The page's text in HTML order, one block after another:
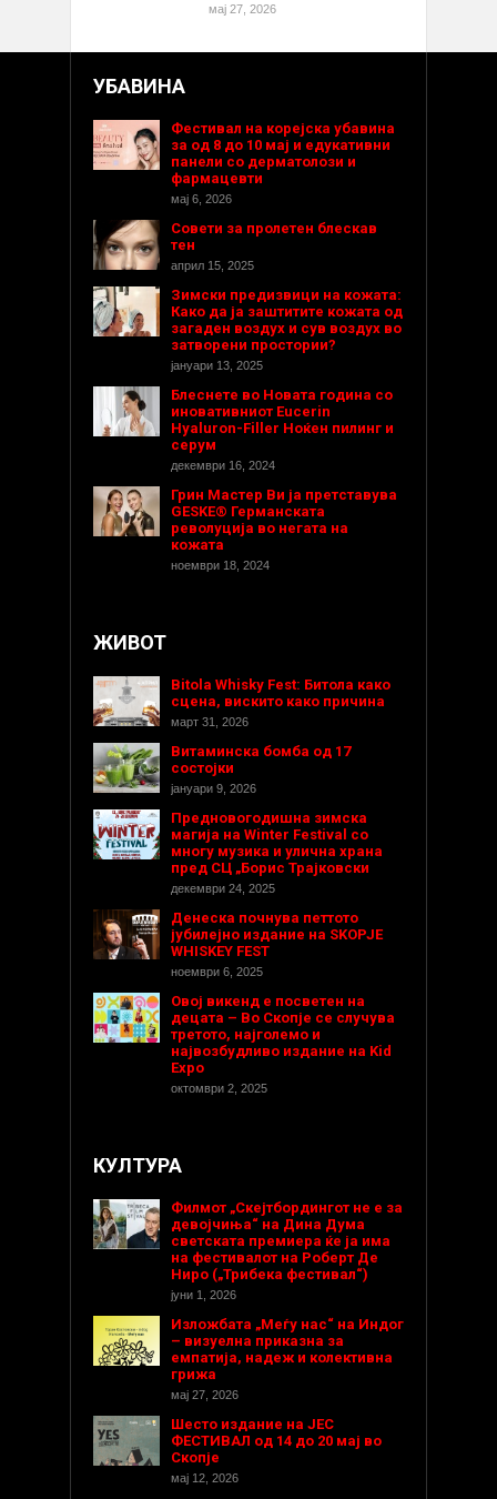
мај 27, 2026
УБАВИНА
Фестивал на корејска убавина
за од 8 до 10 мај и едукативни
панели со дерматолози и
фармацевти
мај 6, 2026
Совети за пролетен блескав
тен
април 15, 2025
Зимски предизвици на кожата:
Како да ја заштитите кожата од
загаден воздух и сув воздух во
затворени простории?
јануари 13, 2025
Блеснете во Новата година со
иновативниот Eucerin
Hyaluron-Filler Ноќен пилинг и
серум
декември 16, 2024
Грин Мастер Ви ја претставува
GESKE® Германската
револуција во негата на
кожата
ноември 18, 2024
ЖИВОТ
Bitola Whisky Fest: Битола како
сцена, вискито како причина
март 31, 2026
Витаминска бомба од 17
состојки
јануари 9, 2026
Предновогодишнa зимска
магија на Winter Festival со
многу музика и улична храна
пред СЦ „Борис Трајковски
декември 24, 2025
Денеска почнува петтото
јубилејно издание на SKOPJE
WHISKEY FEST
ноември 6, 2025
Овој викенд е посветен на
децата – Во Скопје се случува
третото, најголемо и
највозбудливо издание на Kid
Expo
октомври 2, 2025
КУЛТУРА
Филмот „Скејтбордингот не е за
девојчиња“ на Дина Дума
светската премиера ќе ја има
на фестивалот на Роберт Де
Ниро („Трибека фестивал“)
јуни 1, 2026
Изложбата „Меѓу нас“ на Индог
– визуелна приказна за
емпатија, надеж и колективна
грижа
мај 27, 2026
Шесто издание на ЈЕС
ФЕСТИВАЛ од 14 до 20 мај во
Скопје
мај 12, 2026